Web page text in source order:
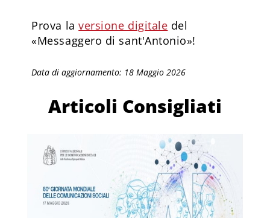
Prova laversione digitale del
«Messaggero di sant'Antonio»!
Data di aggiornamento: 18 Maggio 2026
Articoli Consigliati